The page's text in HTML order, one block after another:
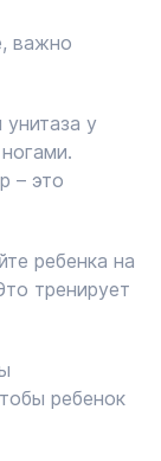
важно
у
– это
ребенка на
тренирует
ребенок